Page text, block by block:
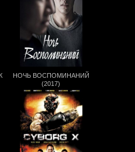
НОЧЬ ВОСПОМИНАНИЙ
(2017)